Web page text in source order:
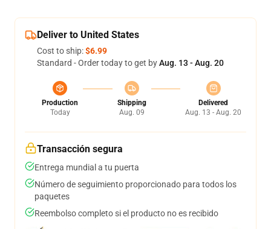
Deliver to United States
Cost to ship:$6.99
Standard - Order today to get byAug. 13 - Aug. 20
Production
Today
Shipping
Aug. 09
Delivered
Aug. 13 - Aug. 20
Transacción segura
Entrega mundial a tu puerta
Número de seguimiento proporcionado para todos los
paquetes
Reembolso completo si el producto no es recibido